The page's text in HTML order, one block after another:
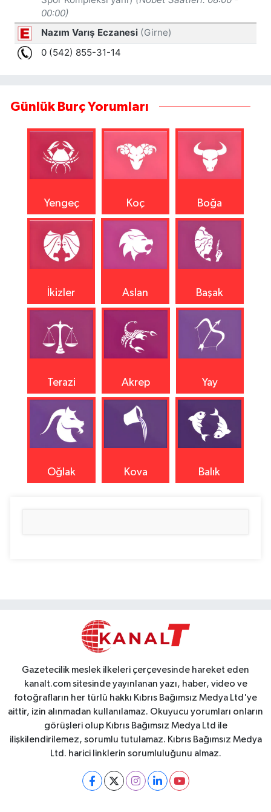
Günlük Burç Yorumları
Yengeç Koç Boğa
İkizler Aslan Başak
Terazi Akrep Yay
Oğlak Kova Balık
Gazetecilik meslek ilkeleri çerçevesinde hareket eden
kanalt.com sitesinde yayınlanan yazı, haber, video ve
fotoğrafların her türlü hakkı Kıbrıs Bağımsız Medya Ltd'ye
aittir, izin alınmadan kullanılamaz. Okuyucu yorumları onların
görüşleri olup Kıbrıs Bağımsız Medya Ltd ile
ilişkilendirilemez, sorumlu tutulamaz. Kıbrıs Bağımsız Medya
Ltd. harici linklerin sorumluluğunu almaz.